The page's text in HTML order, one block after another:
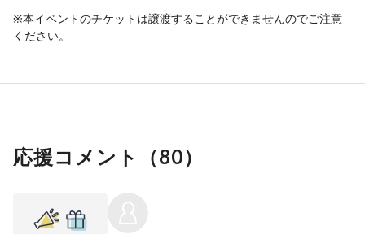
※本イベントのチケットは譲渡することができませんのでご注意
ください。
応援コメント（80）